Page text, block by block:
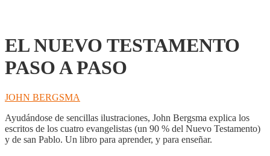
EL NUEVO TESTAMENTO
PASO A PASO
JOHN BERGSMA
Ayudándose de sencillas ilustraciones, John Bergsma explica los
escritos de los cuatro evangelistas (un 90 % del Nuevo Testamento)
y de san Pablo. Un libro para aprender, y para enseñar.